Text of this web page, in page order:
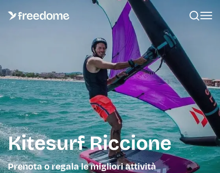
Kitesurf Riccione
Prenota o regala le migliori attività